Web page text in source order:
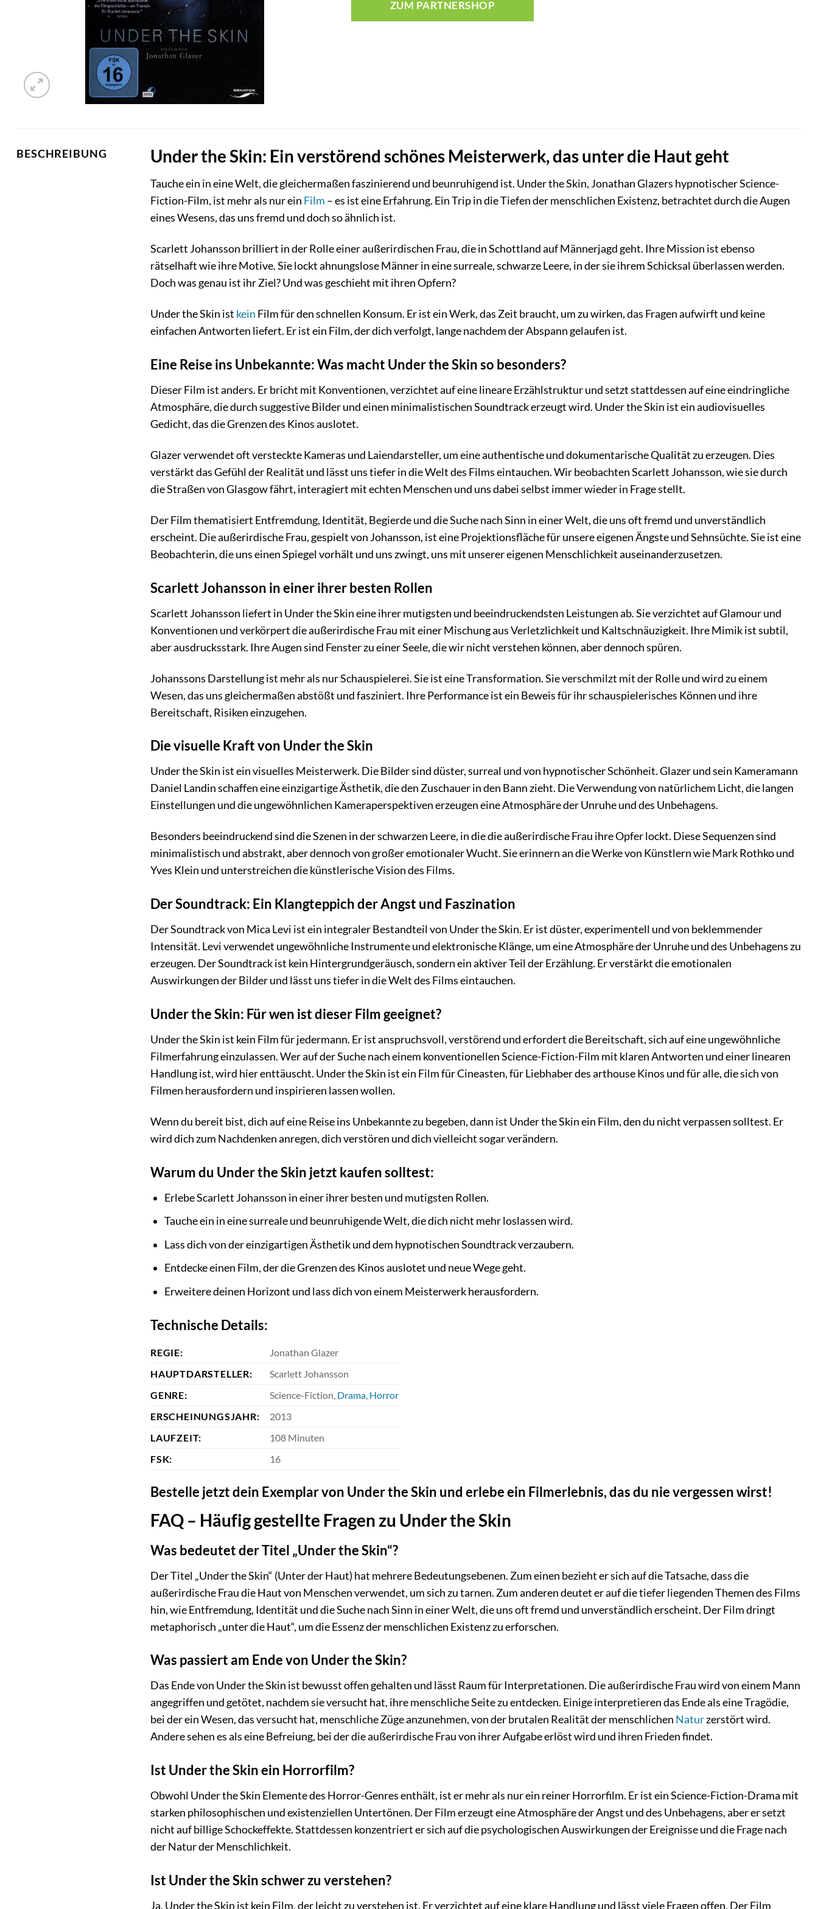
ZUM PARTNERSHOP
BESCHREIBUNG Under the Skin: Ein verstörend schönes Meisterwerk, das unter die Haut geht
Tauche ein in eine Welt, die gleichermaßen faszinierend und beunruhigend ist. Under the Skin, Jonathan Glazers hypnotischer Science-
Fiction-Film, ist mehr als nur ein Film – es ist eine Erfahrung. Ein Trip in die Tiefen der menschlichen Existenz, betrachtet durch die Augen
eines Wesens, das uns fremd und doch so ähnlich ist.
Scarlett Johansson brilliert in der Rolle einer außerirdischen Frau, die in Schottland auf Männerjagd geht. Ihre Mission ist ebenso
rätselhaft wie ihre Motive. Sie lockt ahnungslose Männer in eine surreale, schwarze Leere, in der sie ihrem Schicksal überlassen werden.
Doch was genau ist ihr Ziel? Und was geschieht mit ihren Opfern?
Under the Skin ist kein Film für den schnellen Konsum. Er ist ein Werk, das Zeit braucht, um zu wirken, das Fragen aufwirft und keine
einfachen Antworten liefert. Er ist ein Film, der dich verfolgt, lange nachdem der Abspann gelaufen ist.
Eine Reise ins Unbekannte: Was macht Under the Skin so besonders?
Dieser Film ist anders. Er bricht mit Konventionen, verzichtet auf eine lineare Erzählstruktur und setzt stattdessen auf eine eindringliche
Atmosphäre, die durch suggestive Bilder und einen minimalistischen Soundtrack erzeugt wird. Under the Skin ist ein audiovisuelles
Gedicht, das die Grenzen des Kinos auslotet.
Glazer verwendet oft versteckte Kameras und Laiendarsteller, um eine authentische und dokumentarische Qualität zu erzeugen. Dies
verstärkt das Gefühl der Realität und lässt uns tiefer in die Welt des Films eintauchen. Wir beobachten Scarlett Johansson, wie sie durch
die Straßen von Glasgow fährt, interagiert mit echten Menschen und uns dabei selbst immer wieder in Frage stellt.
Der Film thematisiert Entfremdung, Identität, Begierde und die Suche nach Sinn in einer Welt, die uns oft fremd und unverständlich
erscheint. Die außerirdische Frau, gespielt von Johansson, ist eine Projektionsfläche für unsere eigenen Ängste und Sehnsüchte. Sie ist eine
Beobachterin, die uns einen Spiegel vorhält und uns zwingt, uns mit unserer eigenen Menschlichkeit auseinanderzusetzen.
Scarlett Johansson in einer ihrer besten Rollen
Scarlett Johansson liefert in Under the Skin eine ihrer mutigsten und beeindruckendsten Leistungen ab. Sie verzichtet auf Glamour und
Konventionen und verkörpert die außerirdische Frau mit einer Mischung aus Verletzlichkeit und Kaltschnäuzigkeit. Ihre Mimik ist subtil,
aber ausdrucksstark. Ihre Augen sind Fenster zu einer Seele, die wir nicht verstehen können, aber dennoch spüren.
Johanssons Darstellung ist mehr als nur Schauspielerei. Sie ist eine Transformation. Sie verschmilzt mit der Rolle und wird zu einem
Wesen, das uns gleichermaßen abstößt und fasziniert. Ihre Performance ist ein Beweis für ihr schauspielerisches Können und ihre
Bereitschaft, Risiken einzugehen.
Die visuelle Kraft von Under the Skin
Under the Skin ist ein visuelles Meisterwerk. Die Bilder sind düster, surreal und von hypnotischer Schönheit. Glazer und sein Kameramann
Daniel Landin schaffen eine einzigartige Ästhetik, die den Zuschauer in den Bann zieht. Die Verwendung von natürlichem Licht, die langen
Einstellungen und die ungewöhnlichen Kameraperspektiven erzeugen eine Atmosphäre der Unruhe und des Unbehagens.
Besonders beeindruckend sind die Szenen in der schwarzen Leere, in die die außerirdische Frau ihre Opfer lockt. Diese Sequenzen sind
minimalistisch und abstrakt, aber dennoch von großer emotionaler Wucht. Sie erinnern an die Werke von Künstlern wie Mark Rothko und
Yves Klein und unterstreichen die künstlerische Vision des Films.
Der Soundtrack: Ein Klangteppich der Angst und Faszination
Der Soundtrack von Mica Levi ist ein integraler Bestandteil von Under the Skin. Er ist düster, experimentell und von beklemmender
Intensität. Levi verwendet ungewöhnliche Instrumente und elektronische Klänge, um eine Atmosphäre der Unruhe und des Unbehagens zu
erzeugen. Der Soundtrack ist kein Hintergrundgeräusch, sondern ein aktiver Teil der Erzählung. Er verstärkt die emotionalen
Auswirkungen der Bilder und lässt uns tiefer in die Welt des Films eintauchen.
Under the Skin: Für wen ist dieser Film geeignet?
Under the Skin ist kein Film für jedermann. Er ist anspruchsvoll, verstörend und erfordert die Bereitschaft, sich auf eine ungewöhnliche
Filmerfahrung einzulassen. Wer auf der Suche nach einem konventionellen Science-Fiction-Film mit klaren Antworten und einer linearen
Handlung ist, wird hier enttäuscht. Under the Skin ist ein Film für Cineasten, für Liebhaber des arthouse Kinos und für alle, die sich von
Filmen herausfordern und inspirieren lassen wollen.
Wenn du bereit bist, dich auf eine Reise ins Unbekannte zu begeben, dann ist Under the Skin ein Film, den du nicht verpassen solltest. Er
wird dich zum Nachdenken anregen, dich verstören und dich vielleicht sogar verändern.
Warum du Under the Skin jetzt kaufen solltest:
Erlebe Scarlett Johansson in einer ihrer besten und mutigsten Rollen.
Tauche ein in eine surreale und beunruhigende Welt, die dich nicht mehr loslassen wird.
Lass dich von der einzigartigen Ästhetik und dem hypnotischen Soundtrack verzaubern.
Entdecke einen Film, der die Grenzen des Kinos auslotet und neue Wege geht.
Erweitere deinen Horizont und lass dich von einem Meisterwerk herausfordern.
Technische Details:
REGIE:
Jonathan Glazer
HAUPTDARSTELLER:
Scarlett Johansson
GENRE:
Science-Fiction, Drama, Horror
ERSCHEINUNGSJAHR:
2013
LAUFZEIT:
108 Minuten
FSK:
16
Bestelle jetzt dein Exemplar von Under the Skin und erlebe ein Filmerlebnis, das du nie vergessen wirst!
FAQ – Häufig gestellte Fragen zu Under the Skin
Was bedeutet der Titel „Under the Skin“?
Der Titel „Under the Skin“ (Unter der Haut) hat mehrere Bedeutungsebenen. Zum einen bezieht er sich auf die Tatsache, dass die
außerirdische Frau die Haut von Menschen verwendet, um sich zu tarnen. Zum anderen deutet er auf die tiefer liegenden Themen des Films
hin, wie Entfremdung, Identität und die Suche nach Sinn in einer Welt, die uns oft fremd und unverständlich erscheint. Der Film dringt
metaphorisch „unter die Haut“, um die Essenz der menschlichen Existenz zu erforschen.
Was passiert am Ende von Under the Skin?
Das Ende von Under the Skin ist bewusst offen gehalten und lässt Raum für Interpretationen. Die außerirdische Frau wird von einem Mann
angegriffen und getötet, nachdem sie versucht hat, ihre menschliche Seite zu entdecken. Einige interpretieren das Ende als eine Tragödie,
bei der ein Wesen, das versucht hat, menschliche Züge anzunehmen, von der brutalen Realität der menschlichen Naturzerstört wird.
Andere sehen es als eine Befreiung, bei der die außerirdische Frau von ihrer Aufgabe erlöst wird und ihren Frieden findet.
Ist Under the Skin ein Horrorfilm?
Obwohl Under the Skin Elemente des Horror-Genres enthält, ist er mehr als nur ein reiner Horrorfilm. Er ist ein Science-Fiction-Drama mit
starken philosophischen und existenziellen Untertönen. Der Film erzeugt eine Atmosphäre der Angst und des Unbehagens, aber er setzt
nicht auf billige Schockeffekte. Stattdessen konzentriert er sich auf die psychologischen Auswirkungen der Ereignisse und die Frage nach
der Natur der Menschlichkeit.
Ist Under the Skin schwer zu verstehen?
Ja, Under the Skin ist kein Film, der leicht zu verstehen ist. Er verzichtet auf eine klare Handlung und lässt viele Fragen offen. Der Film